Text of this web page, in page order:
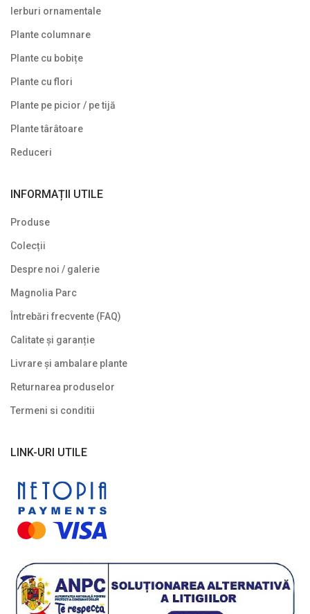
Ierburi ornamentale
Plante columnare
Plante cu bobițe
Plante cu flori
Plante pe picior / pe tijă
Plante târâtoare
Reduceri
INFORMAȚII UTILE
Produse
Colecții
Despre noi / galerie
Magnolia Parc
Întrebări frecvente (FAQ)
Calitate și garanție
Livrare și ambalare plante
Returnarea produselor
Termeni si conditii
LINK-URI UTILE